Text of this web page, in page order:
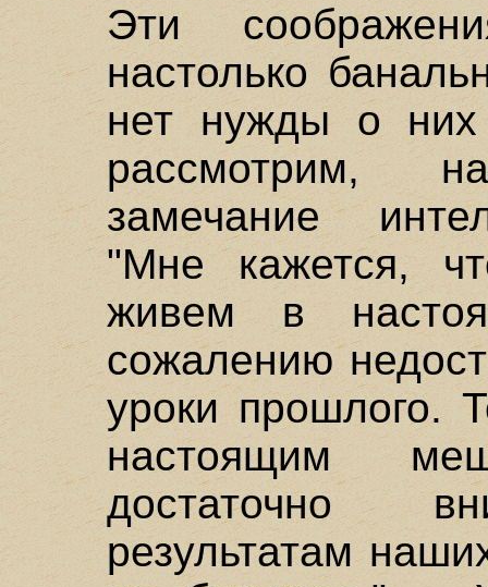
Эти
настолько
нет нужды о них
рассмотрим,
замечание
"Мне кажется,
живем в
сожалению
уроки прошлого.
настоящим
достаточно
результатам